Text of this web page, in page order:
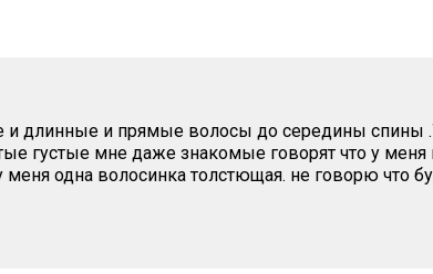
длинные и прямые волосы до середины спины
густые мне даже знакомые говорят что у меня
меня одна волосинка толстющая. не говорю что